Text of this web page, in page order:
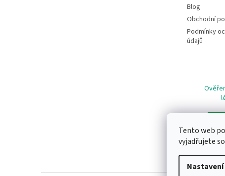
Tento web
vyjadřujete
Nastavení
Blog
Obchodní
Podmínky
údajů